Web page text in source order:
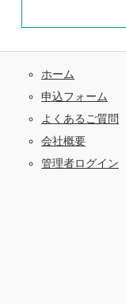
ホーム
申込フォーム
よくあるご質問
会社概要
管理者ログイン